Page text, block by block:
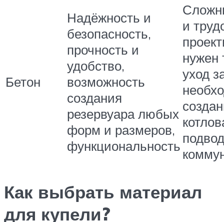
Бетон
Надёжность и
безопасность,
прочность и
удобство,
возможность
создания
резервуара любых
форм и размеров,
функциональность
и
нужен
уход
Как выбрать материал
для купели?